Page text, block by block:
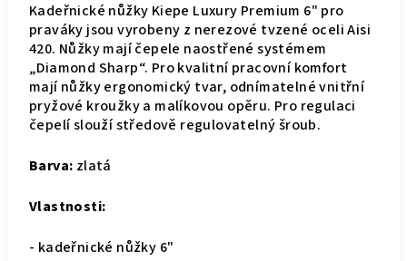
Kadeřnické nůžky Kiepe Luxury Premium 6" pro
praváky jsou vyrobeny z nerezové tvzené oceli Aisi
420. Nůžky mají čepele naostřené systémem
„Diamond Sharp“. Pro kvalitní pracovní komfort
mají nůžky ergonomický tvar, odnímatelné vnitřní
pryžové kroužky a malíkovou opěru. Pro regulaci
čepelí slouží středově regulovatelný šroub.
Barva: zlatá
Vlastnosti:
- kadeřnické nůžky 6"